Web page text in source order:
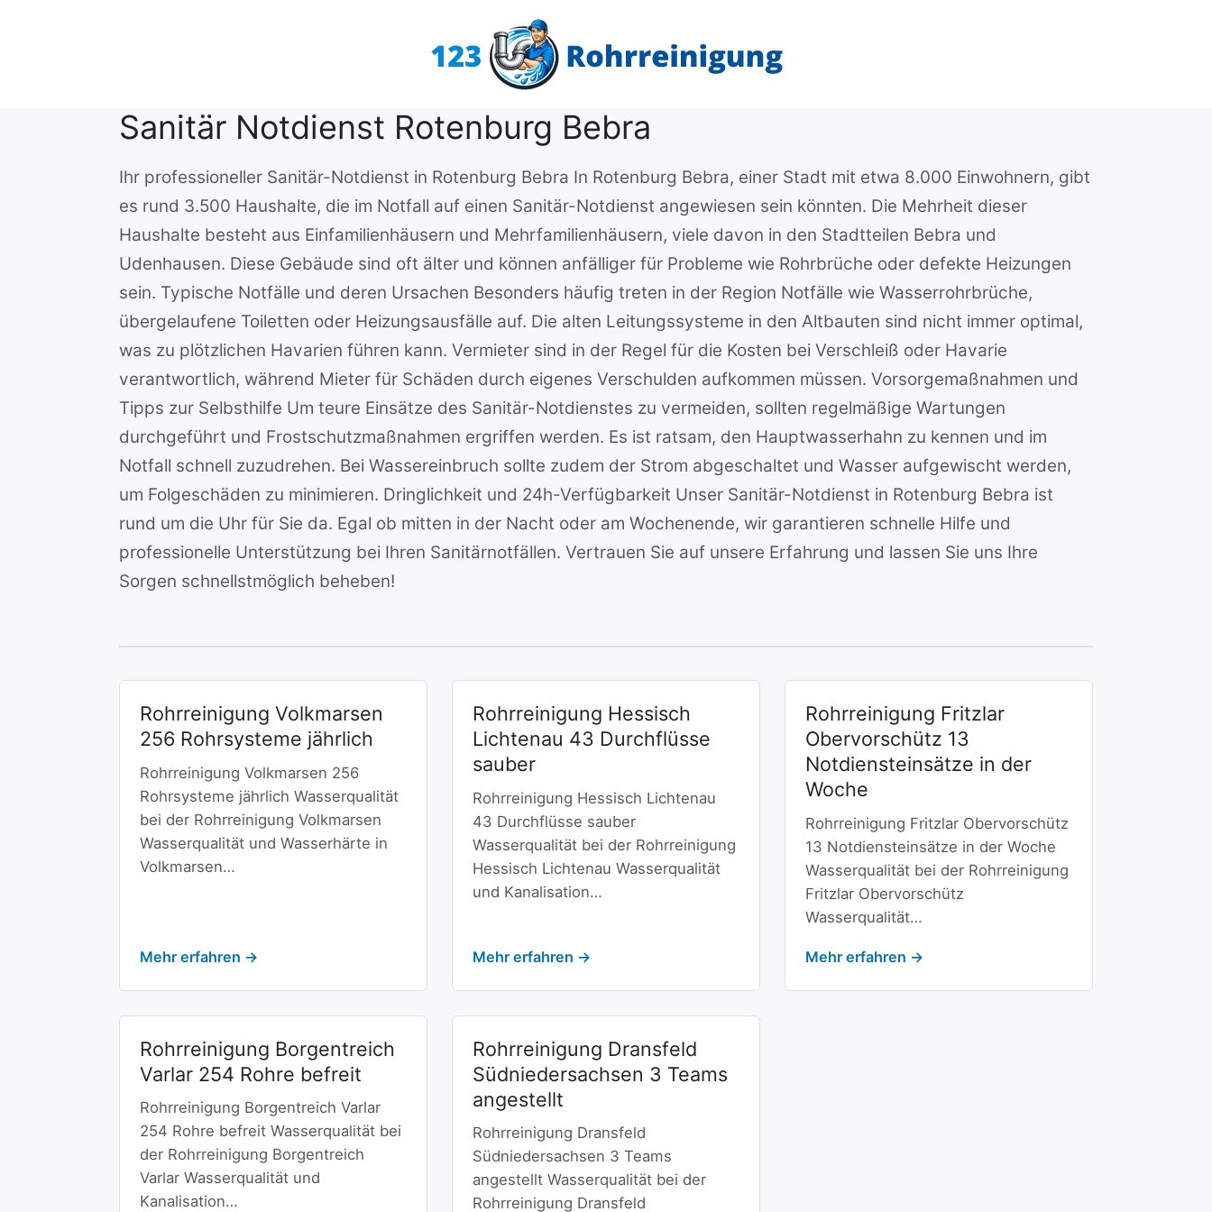
Sanitär Notdienst Rotenburg Bebra
Ihr professioneller Sanitär-Notdienst in Rotenburg Bebra In Rotenburg Bebra, einer Stadt mit etwa 8.000 Einwohnern, gibt
es rund 3.500 Haushalte, die im Notfall auf einen Sanitär-Notdienst angewiesen sein könnten. Die Mehrheit dieser
Haushalte besteht aus Einfamilienhäusern und Mehrfamilienhäusern, viele davon in den Stadtteilen Bebra und
Udenhausen. Diese Gebäude sind oft älter und können anfälliger für Probleme wie Rohrbrüche oder defekte Heizungen
sein. Typische Notfälle und deren Ursachen Besonders häufig treten in der Region Notfälle wie Wasserrohrbrüche,
übergelaufene Toiletten oder Heizungsausfälle auf. Die alten Leitungssysteme in den Altbauten sind nicht immer optimal,
was zu plötzlichen Havarien führen kann. Vermieter sind in der Regel für die Kosten bei Verschleiß oder Havarie
verantwortlich, während Mieter für Schäden durch eigenes Verschulden aufkommen müssen. Vorsorgemaßnahmen und
Tipps zur Selbsthilfe Um teure Einsätze des Sanitär-Notdienstes zu vermeiden, sollten regelmäßige Wartungen
durchgeführt und Frostschutzmaßnahmen ergriffen werden. Es ist ratsam, den Hauptwasserhahn zu kennen und im
Notfall schnell zuzudrehen. Bei Wassereinbruch sollte zudem der Strom abgeschaltet und Wasser aufgewischt werden,
um Folgeschäden zu minimieren. Dringlichkeit und 24h-Verfügbarkeit Unser Sanitär-Notdienst in Rotenburg Bebra ist
rund um die Uhr für Sie da. Egal ob mitten in der Nacht oder am Wochenende, wir garantieren schnelle Hilfe und
professionelle Unterstützung bei Ihren Sanitärnotfällen. Vertrauen Sie auf unsere Erfahrung und lassen Sie uns Ihre
Sorgen schnellstmöglich beheben!
Rohrreinigung Volkmarsen
256 Rohrsysteme jährlich
Rohrreinigung Volkmarsen 256
Rohrsysteme jährlich Wasserqualität
bei der Rohrreinigung Volkmarsen
Wasserqualität und Wasserhärte in
Volkmarsen…
Mehr erfahren →
Rohrreinigung Hessisch
Lichtenau 43 Durchflüsse
sauber
Rohrreinigung Hessisch Lichtenau
43 Durchflüsse sauber
Wasserqualität bei der Rohrreinigung
Hessisch Lichtenau Wasserqualität
und Kanalisation…
Mehr erfahren →
Rohrreinigung Fritzlar
Obervorschütz 13
Notdiensteinsätze in der
Woche
Rohrreinigung Fritzlar Obervorschütz
13 Notdiensteinsätze in der Woche
Wasserqualität bei der Rohrreinigung
Fritzlar Obervorschütz
Wasserqualität…
Mehr erfahren →
Rohrreinigung Borgentreich
Varlar 254 Rohre befreit
Rohrreinigung Borgentreich Varlar
254 Rohre befreit Wasserqualität bei
der Rohrreinigung Borgentreich
Varlar Wasserqualität und
Kanalisation…
Rohrreinigung Dransfeld
Südniedersachsen 3 Teams
angestellt
Rohrreinigung Dransfeld
Südniedersachsen 3 Teams
angestellt Wasserqualität bei der
Rohrreinigung Dransfeld